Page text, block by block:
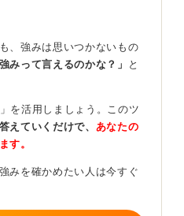
理解して未来の自分を守
自己PRがうまく話せなかっ
体的な話ができなかったり
説得力がない弱いものにな
です。
としても、入社後にミスマ
うリスクも考えられます。
認識して就活を進めましょ
、強みは思いつかないもの
みって言えるのかな？」
と
」を活用しましょう。このツ
えていくだけで、 あなたの
す。
みを確かめたい人は今すぐ